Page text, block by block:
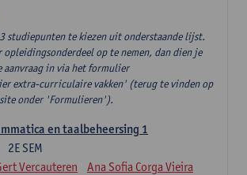
studiepunten te kiezen uit onderstaande lijst.
opleidingsonderdeel op te nemen, dan dien je
aanvraag in via het formulier
extra-curriculaire vakken' (terug te vinden op
onder 'Formulieren').
en taalbeheersing 1
2E SEM
Vercauteren Ana Sofia Corga Vieira